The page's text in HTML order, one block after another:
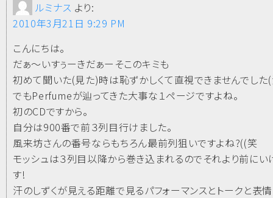
ルミナス より:
2010年3月21日 9:29 PM
こんにちは。
だぁ～いすぅーきだぁーそこのキミも
初めて聞いた(見た)時は恥ずかしくて直視できませんでした
でもPerfumeが辿ってきた大事な１ページですよね。
初のCDですから。
自分は900番で前３列目行けました。
風来坊さんの番号ならもちろん最前列狙いですよね?((笑
モッシュは３列目以降から巻き込まれるのでそれより前に
す!
汗のしずくが見える距離で見るパフォーマンスとトークと表情